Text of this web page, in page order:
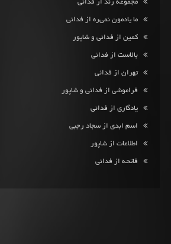
مجموعه رند از فدائی
ما یادمون نمی‌ره از فدائی
کمین از فدائی و شاپور
بالاست از فدائی
تهران از فدائی
فراموشی از فدائی و شاپور
یادگاری از فدائی
اسم ابدی از سجاد رجبی
اطلاعات از شاپور
فاتحه از فدائی